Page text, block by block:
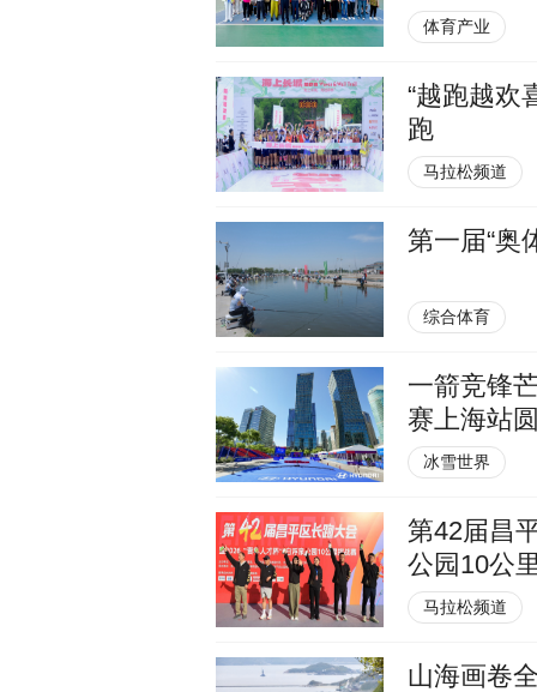
体育产业
“越跑越欢
跑
马拉松频道
第一届“奥
综合体育
一箭竞锋
赛上海站
冰雪世界
第42届昌
公园10公
马拉松频道
山海画卷